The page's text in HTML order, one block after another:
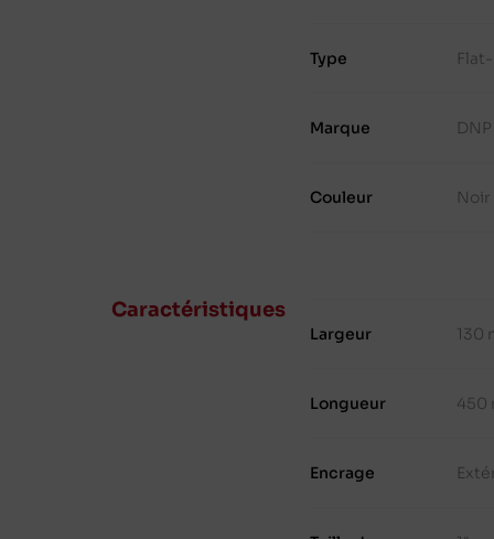
Type
Marque DNP
Couleur Noir
Caractéristiques
Largeur 130
Longueur 450
Encrage